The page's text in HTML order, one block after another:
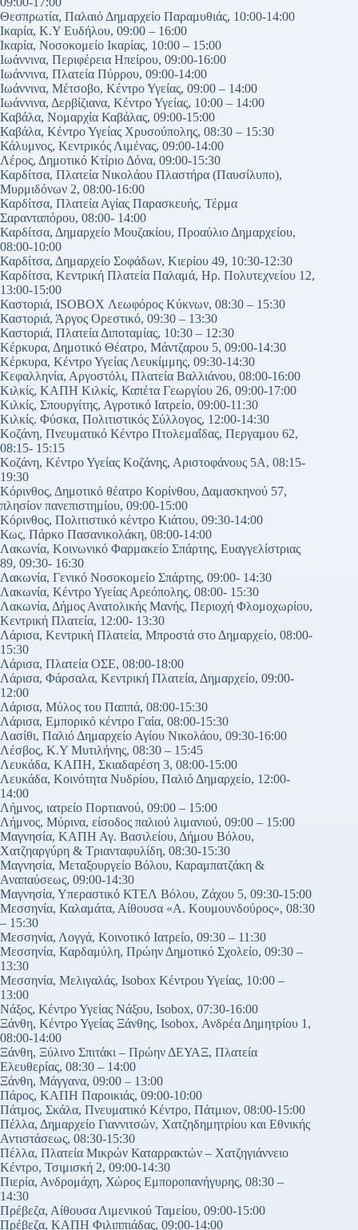
Θεσπρωτία, Παλαιό Δημαρχείο Παραμυθιάς, 10:00-14:00
Ικαρία, Κ.Υ Ευδήλου, 09:00 – 16:00
Ικαρία, Νοσοκομείο Ικαρίας, 10:00 – 15:00
Ιωάννινα, Περιφέρεια Ηπείρου, 09:00-16:00
Ιωάννινα, Πλατεία Πύρρου, 09:00-14:00
Ιωάννινα, Μέτσοβο, Κέντρο Υγείας, 09:00 – 14:00
Ιωάννινα, Δερβίζιανα, Κέντρο Υγείας, 10:00 – 14:00
Καβάλα, Νομαρχία Καβάλας, 09:00-15:00
Καβάλα, Κέντρο Υγείας Χρυσούπολης, 08:30 – 15:30
Κάλυμνος, Κεντρικός Λιμένας, 09:00-14:00
Λέρος, Δημοτικό Κτίριο Δόνα, 09:00-15:30
Καρδίτσα, Πλατεία Νικολάου Πλαστήρα (Παυσίλυπο),
Μυρμιδόνων 2, 08:00-16:00
Καρδίτσα, Πλατεία Αγίας Παρασκευής, Τέρμα
Σαρανταπόρου, 08:00- 14:00
Καρδίτσα, Δημαρχείο Μουζακίου, Προαύλιο Δημαρχείου,
08:00-10:00
Καρδίτσα, Δημαρχείο Σοφάδων, Κιερίου 49, 10:30-12:30
Καρδίτσα, Κεντρική Πλατεία Παλαμά, Ηρ. Πολυτεχνείου 12,
13:00-15:00
Καστοριά, ISOBOX Λεωφόρος Κύκνων, 08:30 – 15:30
Καστοριά, Άργος Ορεστικό, 09:30 – 13:30
Καστοριά, Πλατεία Διποταμίας, 10:30 – 12:30
Κέρκυρα, Δημοτικό Θέατρο, Μάντζαρου 5, 09:00-14:30
Κέρκυρα, Κέντρο Υγείας Λευκίμμης, 09:30-14:30
Κεφαλληνία, Αργοστόλι, Πλατεία Βαλλιάνου, 08:00-16:00
Κιλκίς, ΚΑΠΗ Κιλκίς, Καπέτα Γεωργίου 26, 09:00-17:00
Κιλκίς, Σπουργίτης, Αγροτικό Ιατρείο, 09:00-11:30
Κιλκίς. Φύσκα, Πολιτιστικός Σύλλογος, 12:00-14:30
Κοζάνη, Πνευματικό Κέντρο Πτολεμαΐδας, Περγαμου 62,
08:15- 15:15
Κοζάνη, Κέντρο Υγείας Κοζάνης, Αριστοφάνους 5Α, 08:15-
19:30
Κόρινθος, Δημοτικό θέατρο Κορίνθου, Δαμασκηνού 57,
πλησίον πανεπιστημίου, 09:00-15:00
Κόρινθος, Πολιτιστικό κέντρο Κιάτου, 09:30-14:00
Κως, Πάρκο Πασανικολάκη, 08:00-14:00
Λακωνία, Κοινωνικό Φαρμακείο Σπάρτης, Ευαγγελίστριας
89, 09:30- 16:30
Λακωνία, Γενικό Νοσοκομείο Σπάρτης, 09:00- 14:30
Λακωνία, Κέντρο Υγείας Αρεόπολης, 08:00- 15:30
Λακωνία, Δήμος Ανατολικής Μανής, Περιοχή Φλομοχωρίου,
Κεντρική Πλατεία, 12:00- 13:30
Λάρισα, Κεντρική Πλατεία, Μπροστά στο Δημαρχείο, 08:00-
15:30
Λάρισα, Πλατεία ΟΣΕ, 08:00-18:00
Λάρισα, Φάρσαλα, Κεντρική Πλατεία, Δημαρχείο, 09:00-
12:00
Λάρισα, Μύλος του Παππά, 08:00-15:30
Λάρισα, Εμπορικό κέντρο Γαία, 08:00-15:30
Λασίθι, Παλιό Δημαρχείο Αγίου Νικολάου, 09:30-16:00
Λέσβος, Κ.Υ Μυτιλήνης, 08:30 – 15:45
Λευκάδα, ΚΑΠΗ, Σκιαδαρέση 3, 08:00-15:00
Λευκάδα, Κοινότητα Νυδρίου, Παλιό Δημαρχείο, 12:00-
14:00
Λήμνος, ιατρείο Πορτιανού, 09:00 – 15:00
Λήμνος, Μύρινα, είσοδος παλιού λιμανιού, 09:00 – 15:00
Μαγνησία, ΚΑΠΗ Αγ. Βασιλείου, Δήμου Βόλου,
Χατζηαργύρη & Τριανταφυλίδη, 08:30-15:30
Μαγνησία, Μεταξουργείο Βόλου, Καραμπατζάκη &
Αναπαύσεως, 09:00-14:30
Μαγνησία, Υπεραστικό ΚΤΕΛ Βόλου, Ζάχου 5, 09:30-15:00
Μεσσηνία, Καλαμάτα, Αίθουσα «Α. Κουμουνδούρος», 08:30
– 15:30
Μεσσηνία, Λογγά, Κοινοτικό Ιατρείο, 09:30 – 11:30
Μεσσηνία, Καρδαμύλη, Πρώην Δημοτικό Σχολείο, 09:30 –
13:30
Μεσσηνία, Μελιγαλάς, Isobox Κέντρου Υγείας, 10:00 –
13:00
Νάξος, Κέντρο Υγείας Νάξου, Isobox, 07:30-16:00
Ξάνθη, Κέντρο Υγείας Ξάνθης, Isobox, Ανδρέα Δημητρίου 1,
08:00-14:00
Ξάνθη, Ξύλινο Σπιτάκι – Πρώην ΔΕΥΑΞ, Πλατεία
Ελευθερίας, 08:30 – 14:00
Ξάνθη, Μάγγανα, 09:00 – 13:00
Πάρος, ΚΑΠΗ Παροικιάς, 09:00-10:00
Πάτμος, Σκάλα, Πνευματικό Κέντρο, Πάτμιον, 08:00-15:00
Πέλλα, Δημαρχείο Γιαννιτσών, Χατζηδημητρίου και Εθνικής
Αντιστάσεως, 08:30-15:30
Πέλλα, Πλατεία Μικρών Καταρρακτών – Χατζηγιάννειο
Κέντρο, Τσιμισκή 2, 09:00-14:30
Πιερία, Ανδρομάχη, Χώρος Εμποροπανήγυρης, 08:30 –
14:30
Πρέβεζα, Αίθουσα Λιμενικού Ταμείου, 09:00-15:00
Πρέβεζα, ΚΑΠΗ Φιλιππιάδας, 09:00-14:00